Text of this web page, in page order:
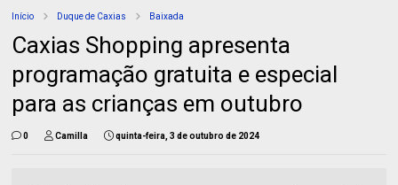
Início Duque de Caxias Baixada
Caxias Shopping apresenta
programação gratuita e especial
para as crianças em outubro
0 Camilla quinta-feira, 3 de outubro de 2024